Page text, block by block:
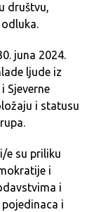
društvu,
juna 2024.
ljude iz
Sjeverne
i statusu
e su priliku
i
i
i